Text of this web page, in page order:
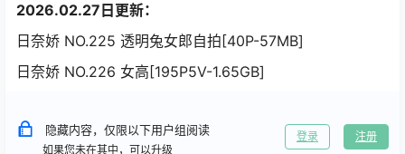
2026.02.27日更新：
日奈娇 NO.225 透明兔女郎自拍[40P-57MB]
日奈娇 NO.226 女高[195P5V-1.65GB]
隐藏内容，仅限以下用户组阅读
如果您未在其中，可以升级
登录 注册